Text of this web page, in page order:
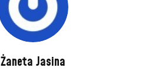
Żaneta Jasina